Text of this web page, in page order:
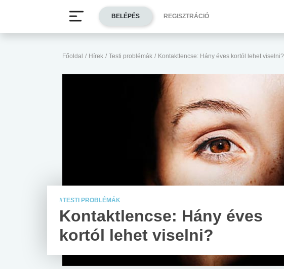
Főoldal / Hírek / Testi problémák / Kontaktlencse: Hány éves kortól lehet viselni?
#TESTI PROBLÉMÁK
Kontaktlencse: Hány éves
kortól lehet viselni?
BELÉPÉS REGISZTRÁCIÓ